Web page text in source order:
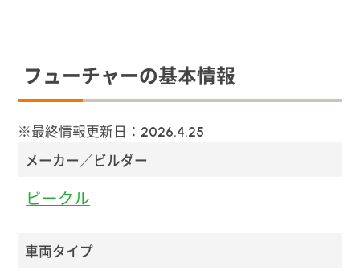
フューチャーの基本情報
※最終情報更新日： 2026.4.25
メーカー／ビルダー
ビークル
車両タイプ